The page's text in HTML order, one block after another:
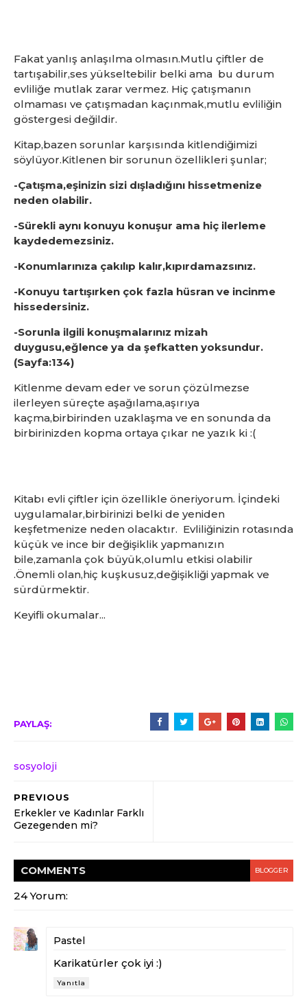
Fakat yanlış anlaşılma olmasın.Mutlu çiftler de
tartışabilir,ses yükseltebilir belki ama bu durum
evliliğe mutlak zarar vermez. Hiç çatışmanın
olmaması ve çatışmadan kaçınmak,mutlu evliliğin
göstergesi değildir.
Kitap,bazen sorunlar karşısında kitlendiğimizi
söylüyor.Kitlenen bir sorunun özellikleri şunlar;
-Çatışma,eşinizin sizi dışladığını hissetmenize
neden olabilir.
-Sürekli aynı konuyu konuşur ama hiç ilerleme
kaydedemezsiniz.
-Konumlarınıza çakılıp kalır,kıpırdamazsınız.
-Konuyu tartışırken çok fazla hüsran ve incinme
hissedersiniz.
-Sorunla ilgili konuşmalarınız mizah
duygusu,eğlence ya da şefkatten yoksundur.
(Sayfa:134)
Kitlenme devam eder ve sorun çözülmezse
ilerleyen süreçte aşağılama,aşırıya
kaçma,birbirinden uzaklaşma ve en sonunda da
birbirinizden kopma ortaya çıkar ne yazık ki :(
Kitabı evli çiftler için özellikle öneriyorum. İçindeki
uygulamalar,birbirinizi belki de yeniden
keşfetmenize neden olacaktır. Evliliğinizin rotasında
küçük ve ince bir değişiklik yapmanızın
bile,zamanla çok büyük,olumlu etkisi olabilir
.Önemli olan,hiç kuşkusuz,değişikliği yapmak ve
sürdürmektir.
Keyifli okumalar...
PAYLAŞ:
sosyoloji
PREVIOUS
Erkekler ve Kadınlar Farklı
Gezegenden mi?
COMMENTS BLOGGER
24 Yorum:
Pastel
Karikatürler çok iyi :)
Yanıtla